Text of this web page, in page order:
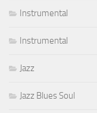
Instrumental
Instrumental
Jazz
Jazz Blues Soul